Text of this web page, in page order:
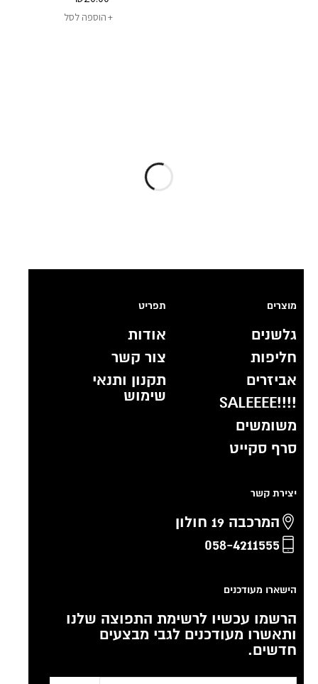
הוספה לסל
מוצרים
גלשנים
חליפות
אביזרים
!!!!SALEEEE
משומשים
סרף סקייט
תפריט
אודות
צור קשר
תקנון ותנאי
שימוש
יצירת קשר
המרכבה 19 חולון
058-4211555
הישארו מעודכנים
הרשמו עכשיו לרשימת התפוצה שלנו
ותאשרו מעודכנים לגבי מבצעים
חדשים.